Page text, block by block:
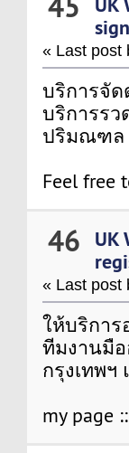
« Last post
บริการจั
บริการรว
ปริมณฑล
Feel free
46 UK
« Last post
ให้บริกา
ทีมงานมือ
กรุงเทพ
my page ::